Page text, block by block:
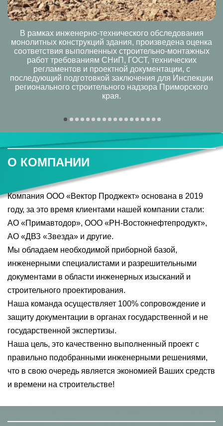
В рамках инженерно-технического обследования
монолитных конструкций здания, произведена оценка
соответствия выполненных строительно-монтажных
работ требованиям СНиП, ГОСТ, технических
регламентов и проектной документации, с
последующий подготовкой заключения для Инспекции
регионального строительного надзора Приморского
края.
О КОМПАНИИ
Компания ООО «Вектор Проджект» основана в 2019
году, за это время клиентами нашей компании стали:
АО «Примавтодор», ООО «РН-Востокнефтепродукт»,
АО «ДВЗ «Звезда» и другие.
Мы обладаем необходимой приборной базой,
инженерными специалистами и разрешительными
документами в области инженерных изысканий и
строительного проектирования.
Наша команда осуществляет 100% сопровождение и
защиту документации в органах государственной и не
государственной экспертизы.
Наша цель, это качественно выполненный проект с
правильно подобранными инженерными решениями,
что в свою очередь является экономией Ваших средств
и времени на строительстве!